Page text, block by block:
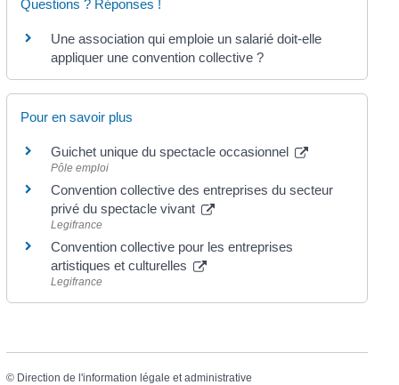
Questions ? Réponses !
Une association qui emploie un salarié doit-elle
appliquer une convention collective ?
Pour en savoir plus
Guichet unique du spectacle occasionnel
Pôle emploi
Convention collective des entreprises du secteur
privé du spectacle vivant
Legifrance
Convention collective pour les entreprises
artistiques et culturelles
Legifrance
© Direction de l'information légale et administrative